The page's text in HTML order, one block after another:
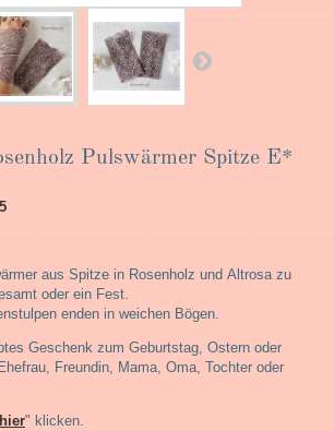
Pulswärmer Spitze E*
aus Spitze in Rosenholz und Altrosa zu
oder ein Fest.
enden in weichen Bögen.
Geschenk zum Geburtstag, Ostern oder
Freundin, Mama, Oma, Tochter oder
hier" klicken.